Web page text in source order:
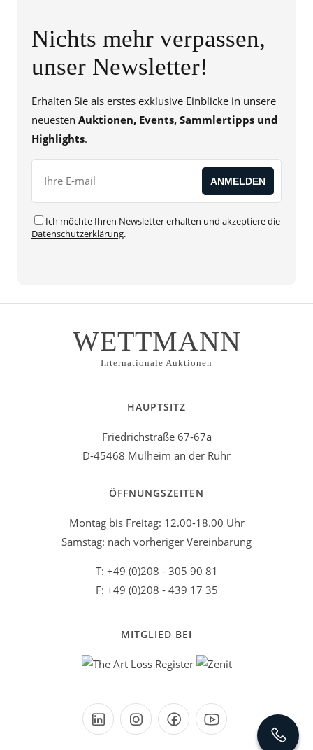
Nichts mehr verpassen,
unser Newsletter!
Erhalten Sie als erstes exklusive Einblicke in unsere
neuesten Auktionen, Events, Sammlertipps und
Highlights.
Ich möchte Ihren Newsletter erhalten und akzeptiere die
Datenschutzerklärung.
WETTMANN
Internationale Auktionen
HAUPTSITZ
Friedrichstraße 67-67a
D-45468 Mülheim an der Ruhr
ÖFFNUNGSZEITEN
Montag bis Freitag: 12.00-18.00 Uhr
Samstag: nach vorheriger Vereinbarung
T: +49 (0)208 - 305 90 81
F: +49 (0)208 - 439 17 35
MITGLIED BEI